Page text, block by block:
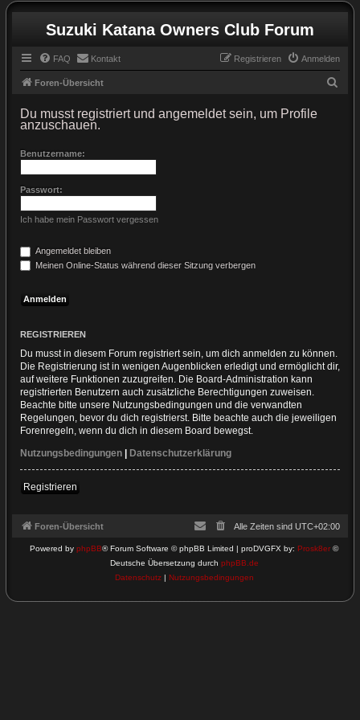
Suzuki Katana Owners Club Forum
FAQ Kontakt Anmelden
Registrieren
Foren-Übersicht
Du musst registriert und angemeldet sein, um Profile
anzuschauen.
Benutzername:
Passwort:
Ich habe mein Passwort vergessen
Angemeldet bleiben
Meinen Online-Status während dieser Sitzung verbergen
REGISTRIEREN
Du musst in diesem Forum registriert sein, um dich anmelden zu können.
Die Registrierung ist in wenigen Augenblicken erledigt und ermöglicht dir,
auf weitere Funktionen zuzugreifen. Die Board-Administration kann
registrierten Benutzern auch zusätzliche Berechtigungen zuweisen.
Beachte bitte unsere Nutzungsbedingungen und die verwandten
Regelungen, bevor du dich registrierst. Bitte beachte auch die jeweiligen
Forenregeln, wenn du dich in diesem Board bewegst.
Nutzungsbedingungen | Datenschutzerklärung
Registrieren
Foren-Übersicht Alle Zeiten sind UTC+02:00
Powered by phpBB® Forum Software © phpBB Limited | proDVGFX by: Prosk8er ©
Deutsche Übersetzung durch phpBB.de
Datenschutz| Nutzungsbedingungen